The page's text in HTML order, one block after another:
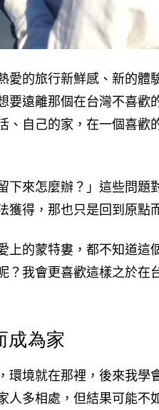
愛的旅行新鮮感、新的體
要遠離那個在台灣不喜歡
、自己的家，在一個喜歡
下來怎麼辦？」這些問題
得，那也只是回到原點
的蒙特婁，都不知道這
我會更喜歡這樣之於在
成為家
環境就在那裡，後來我學
人多相處，但結果可能不